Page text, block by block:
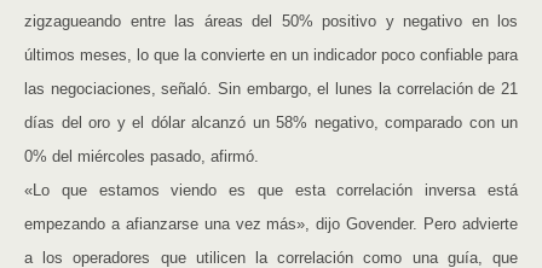
zigzagueando entre las áreas del 50% positivo y negativo en los
últimos meses, lo que la convierte en un indicador poco confiable para
las negociaciones, señaló. Sin embargo, el lunes la correlación de 21
días del oro y el dólar alcanzó un 58% negativo, comparado con un
0% del miércoles pasado, afirmó.
«Lo que estamos viendo es que esta correlación inversa está
empezando a afianzarse una vez más», dijo Govender. Pero advierte
a los operadores que utilicen la correlación como una guía, que